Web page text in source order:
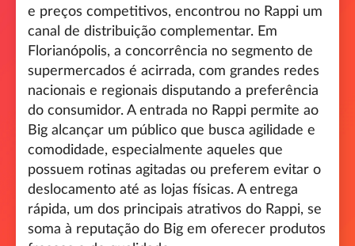
e preços competitivos, encontrou no Rappi um
canal de distribuição complementar. Em
Florianópolis, a concorrência no segmento de
supermercados é acirrada, com grandes redes
nacionais e regionais disputando a preferência
do consumidor. A entrada no Rappi permite ao
Big alcançar um público que busca agilidade e
comodidade, especialmente aqueles que
possuem rotinas agitadas ou preferem evitar o
deslocamento até as lojas físicas. A entrega
rápida, um dos principais atrativos do Rappi, se
soma à reputação do Big em oferecer produtos